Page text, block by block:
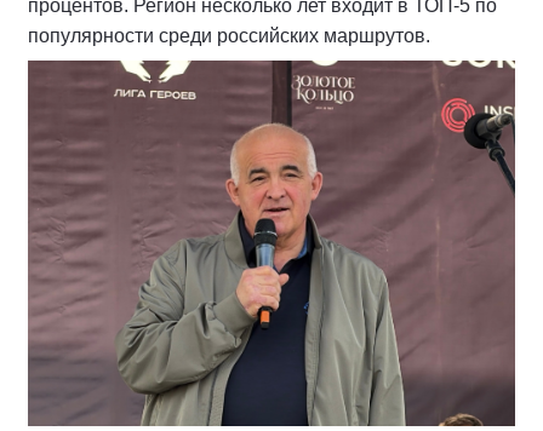
процентов. Регион несколько лет входит в ТОП-5 по
популярности среди российских маршрутов.